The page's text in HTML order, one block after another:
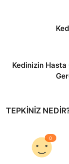
Kedinizin
TEPKINIZ
0